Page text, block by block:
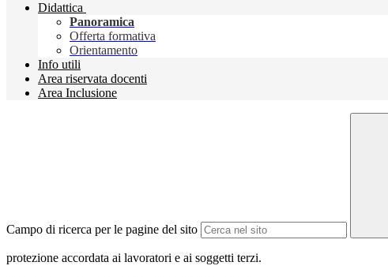
Didattica
Panoramica
Offerta formativa
Orientamento
Info utili
Area riservata docenti
Area Inclusione
Campo di ricerca per le pagine del sito
protezione accordata ai lavoratori e ai soggetti terzi.